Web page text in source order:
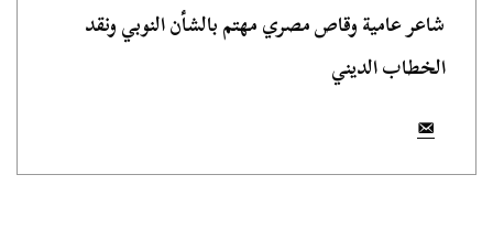
شاعر عامية وقاص مصري مهتم بالشأن النوبي ونقد
الخطاب الديني